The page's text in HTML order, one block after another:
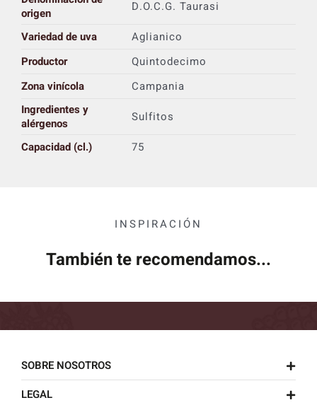
origen
D.O.C.G. Taurasi
Variedad de uva
Aglianico
Productor
Quintodecimo
Zona vinícola
Campania
Ingredientes y
alérgenos
Sulfitos
Capacidad (cl.)
75
INSPIRACIÓN
También te recomendamos...
SOBRE NOSOTROS
LEGAL